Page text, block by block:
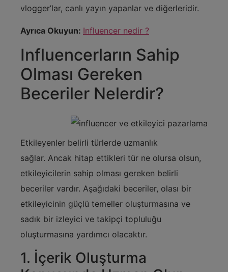
vlogger’lar, canlı yayın yapanlar ve diğerleridir.
Ayrıca Okuyun: Influencer nedir ?
Influencerların Sahip
Olması Gereken
Beceriler Nelerdir?
Etkileyenler belirli türlerde uzmanlık
sağlar. Ancak hitap ettikleri tür ne olursa olsun,
etkileyicilerin sahip olması gereken belirli
beceriler vardır. Aşağıdaki beceriler, olası bir
etkileyicinin güçlü temeller oluşturmasına ve
sadık bir izleyici ve takipçi topluluğu
oluşturmasına yardımcı olacaktır.
1. İçerik Oluşturma